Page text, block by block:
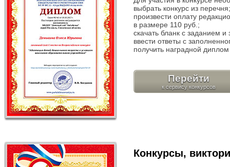
выбрать конкурс из перечня;
произвести оплату
в размере 110 руб.;
скачать бланк с заданием и
ввести ответы с
получить наградной
Перейти
к сервису конкурсов
Конкурсы,